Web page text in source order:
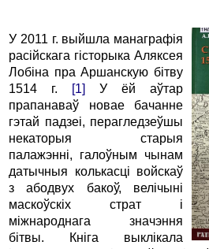
У 2011 г. выйшла манаграфія
расійскага гісторыка Аляксея
Лобіна пра Аршанскую бітву
1514 г.
[1]
У ёй аўтар
прапанаваў новае бачанне
гэтай падзеі, перагледзеўшы
некаторыя старыя
палажэнні, галоўным чынам
датычныя колькасці войскаў
з абодвух бакоў, велічыні
маскоўскіх страт і
міжнароднага значэння
бітвы. Кніга выклікала